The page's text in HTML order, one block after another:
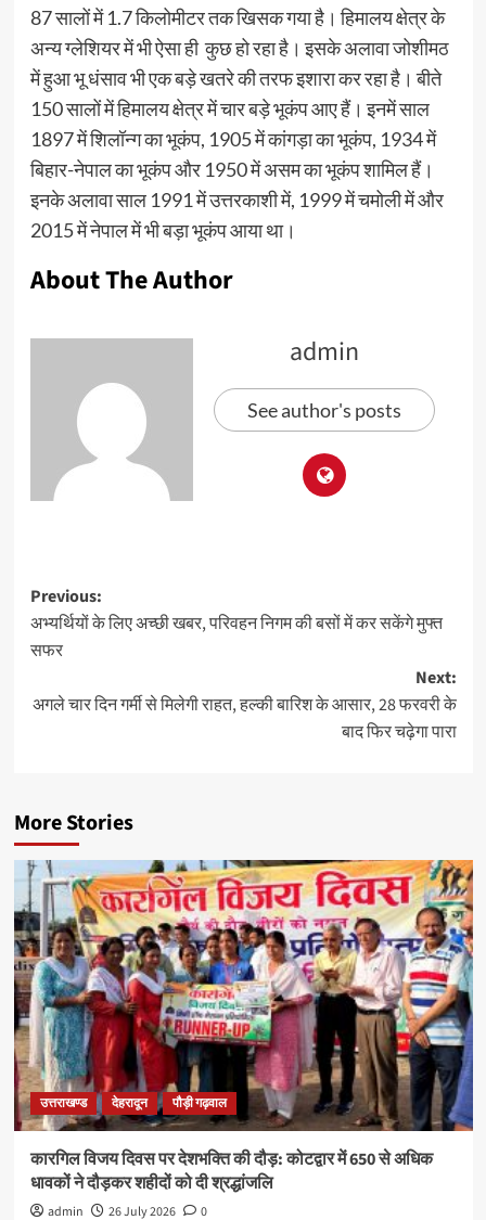
87 सालों में 1.7 किलोमीटर तक खिसक गया है। हिमालय क्षेत्र के
अन्य ग्लेशियर में भी ऐसा ही कुछ हो रहा है। इसके अलावा जोशीमठ
में हुआ भू धंसाव भी एक बड़े खतरे की तरफ इशारा कर रहा है। बीते
150 सालों में हिमालय क्षेत्र में चार बड़े भूकंप आए हैं। इनमें साल
1897 में शिलॉन्ग का भूकंप, 1905 में कांगड़ा का भूकंप, 1934 में
बिहार-नेपाल का भूकंप और 1950 में असम का भूकंप शामिल हैं।
इनके अलावा साल 1991 में उत्तरकाशी में, 1999 में चमोली में और
2015 में नेपाल में भी बड़ा भूकंप आया था।
About The Author
admin
See author's posts
Previous:
अभ्यर्थियों के लिए अच्‍छी खबर, परिवहन निगम की बसों में कर सकेंगे मुफ्त
सफर
Next:
अगले चार दिन गर्मी से मिलेगी राहत, हल्की बारिश के आसार, 28 फरवरी के
बाद फिर चढ़ेगा पारा
More Stories
उत्तराखण्ड देहरादून पौड़ी गढ़वाल
कारगिल विजय दिवस पर देशभक्ति की दौड़: कोटद्वार में 650 से अधिक
धावकों ने दौड़कर शहीदों को दी श्रद्धांजलि
admin 26 July 2026 0